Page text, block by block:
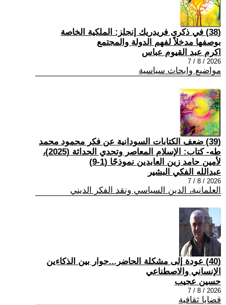
(38) في ذكرى فريدريك إنجلز: الملكية الخاصة
بوصفها مدخلاً لفهم الدولة والمجتمع
اكرم عبد القيوم عباس
2026 / 8 / 7
مواضيع وابحاث سياسية
(39) ضعف الكتابات السودانية عن فكر محمود محمد
طه- كتاب: الإسلام المعاصر وتحدي الحداثة (2025)،
لأمين حامد زين العابدين نموذجًا (1-9)
عبدالله الفكي البشير
2026 / 8 / 7
العلمانية، الدين السياسي ونقد الفكر الديني
(40) عودة إلى مشكلة الحاضر...حوار بين الذكاءين
الإنساني والاصطناعي
حسين عجيب
2026 / 8 / 7
قضايا ثقافية